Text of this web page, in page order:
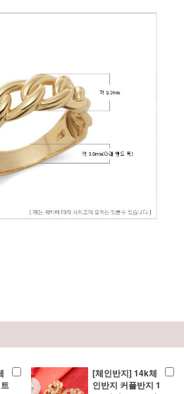
[체인반지] 14k체
인반지 커플반지 1